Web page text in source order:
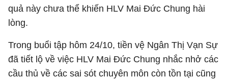
quả này chưa thể khiến HLV Mai Đức Chung hài
lòng.
Trong buổi tập hôm 24/10, tiền vệ Ngân Thị Vạn Sự
đã tiết lộ về việc HLV Mai Đức Chung nhắc nhở các
cầu thủ về các sai sót chuyên môn còn tồn tại cũng